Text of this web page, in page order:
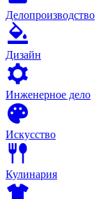
Делопроизводство
Дизайн
Инженерное дело
Искусство
Кулинария